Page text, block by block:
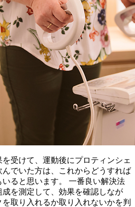
受けて、運動後にプロティンシェ
でいた方は、これからどうすれば
ると思います。 一番良い解決法
を測定して、効果を確認しなが
取り入れるか取り入れないかを判